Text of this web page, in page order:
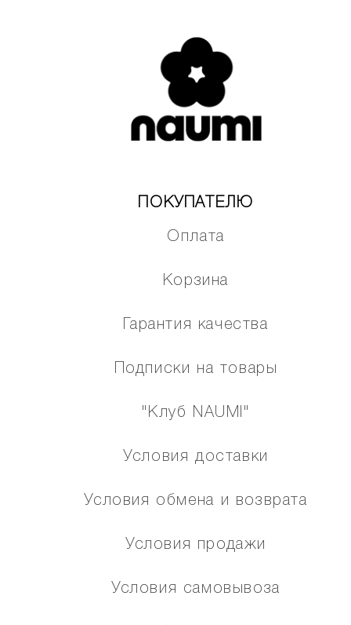
ПОКУПАТЕЛЮ
Оплата
Корзина
Гарантия качества
Подписки на товары
"Клуб NAUMI"
Условия доставки
Условия обмена и возврата
Условия продажи
Условия самовывоза